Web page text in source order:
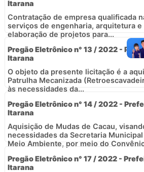
Itarana
Contratação de empresa qualificada
serviços de engenharia, arquitetura
elaboração de projetos para...
Pregão Eletrônico n° 13 / 2022 -
Itarana
O objeto da presente licitação é a
Patrulha Mecanizada
às necessidades da...
Pregão Eletrônico n° 14 / 2022 -
Itarana
Aquisição de Mudas de Cacau,
necessidades da Secretaria
Meio Ambiente, por meio do
Pregão Eletrônico n° 17 / 2022 -
Itarana